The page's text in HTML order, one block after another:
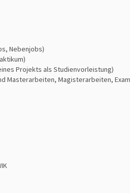
Nebenjobs)
Projekts als Studienvorleistung)
Masterarbeiten, Magisterarbeiten,